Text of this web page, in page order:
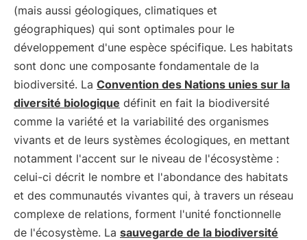
(mais aussi géologiques, climatiques et
géographiques) qui sont optimales pour le
développement d'une espèce spécifique. Les habitats
sont donc une composante fondamentale de la
biodiversité. La Convention des Nations unies sur la
diversité biologique définit en fait la biodiversité
comme la variété et la variabilité des organismes
vivants et de leurs systèmes écologiques, en mettant
notamment l'accent sur le niveau de l'écosystème :
celui-ci décrit le nombre et l'abondance des habitats
et des communautés vivantes qui, à travers un réseau
complexe de relations, forment l'unité fonctionnelle
de l'écosystème. La sauvegarde de la biodiversité